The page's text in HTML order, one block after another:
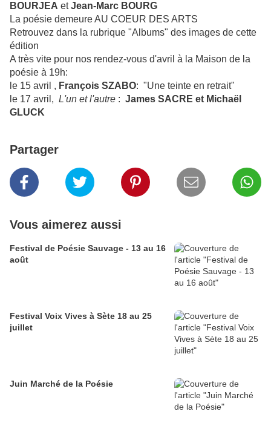
BOURJEA etJean-Marc BOURG
La poésie demeure AU COEUR DES ARTS
Retrouvez dans la rubrique "Albums" des images de cette
édition
A très vite pour nos rendez-vous d'avril à la Maison de la
poésie à 19h:
le 15 avril , François SZABO: "Une teinte en retrait"
le 17 avril, L'un et l'autre : James SACRE et Michaël
GLUCK
Partager
Vous aimerez aussi
Festival de Poésie Sauvage - 13 au 16
août
Festival Voix Vives à Sète 18 au 25
juillet
Juin Marché de la Poésie